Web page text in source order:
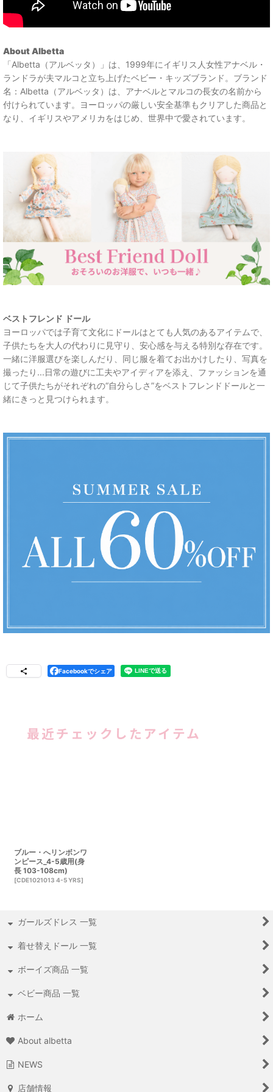
About Albetta
「Albetta（アルベッタ）」は、1999年にイギリス人女性アナベル・
ランドラが夫マルコと立ち上げたベビー・キッズブランド。ブランド
名：Albetta（アルベッタ）は、アナベルとマルコの長女の名前から
付けられています。ヨーロッパの厳しい安全基準もクリアした商品と
なり、イギリスやアメリカをはじめ、世界中で愛されています。
ベストフレンド ドール
ヨーロッパでは子育て文化にドールはとても人気のあるアイテムで、
子供たちを大人の代わりに見守り、安心感を与える特別な存在です。
一緒に洋服選びを楽しんだり、同じ服を着てお出かけしたり、写真を
撮ったり...日常の遊びに工夫やアイディアを添え、ファッションを通
じて子供たちがそれぞれの“自分らしさ”をベストフレンドドールと一
緒にきっと見つけられます。
Facebookでシェア
最近チェックしたアイテム
ブルー・へリンボンワ
ンピース_4-5歳用(身
長 103-108cm)
[CDE1021013 4-5 YRS]
ガールズドレス 一覧
着せ替えドール 一覧
ボーイズ商品 一覧
ベビー商品 一覧
ホーム
About albetta
NEWS
店舗情報